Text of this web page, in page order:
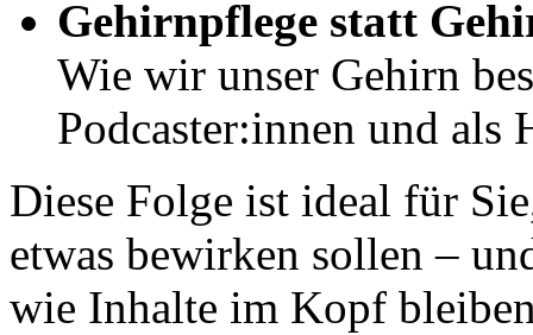
Gehirnpflege statt
Wie wir unser Gehirn
Podcaster:innen und als
Diese Folge ist ideal für
etwas bewirken sollen –
wie Inhalte im Kopf